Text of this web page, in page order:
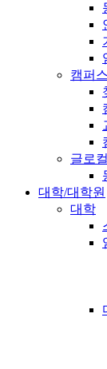
캠퍼
글로
대학/대학원
대학